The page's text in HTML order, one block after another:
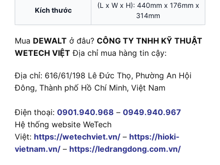
Kích thước
(L x W x H): 440mm x 176mm x
314mm
Mua DEWALT ở đâu? CÔNG TY TNHH KỸ THUẬT
WETECH VIỆT Địa chỉ mua hàng tin cậy:
Địa chỉ: 616/61/198 Lê Đức Thọ, Phường An Hội
Đông, Thành phố Hồ Chí Minh, Việt Nam
Điện thoại: 0901.940.968 – 0949.940.967
Hệ thống website WeTech
Việt: https://wetechviet.vn/ – https://hioki-
vietnam.vn/ – https://ledrangdong.com.vn/